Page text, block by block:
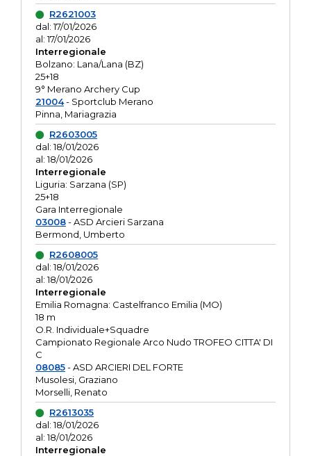
R2621003
dal: 17/01/2026
al: 17/01/2026
Interregionale
Bolzano: Lana/Lana (BZ)
25+18
9° Merano Archery Cup
21004- Sportclub Merano
Pinna, Mariagrazia
R2603005
dal: 18/01/2026
al: 18/01/2026
Interregionale
Liguria: Sarzana (SP)
25+18
Gara Interregionale
03008- ASD Arcieri Sarzana
Bermond, Umberto
R2608005
dal: 18/01/2026
al: 18/01/2026
Interregionale
Emilia Romagna: Castelfranco Emilia (MO)
18 m
O.R. Individuale+Squadre
Campionato Regionale Arco Nudo TROFEO CITTA' DI
C
08085- ASD ARCIERI DEL FORTE
Musolesi, Graziano
Morselli, Renato
R2613035
dal: 18/01/2026
al: 18/01/2026
Interregionale